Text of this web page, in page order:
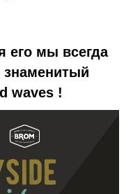
его мы всегда
знаменитый
waves !